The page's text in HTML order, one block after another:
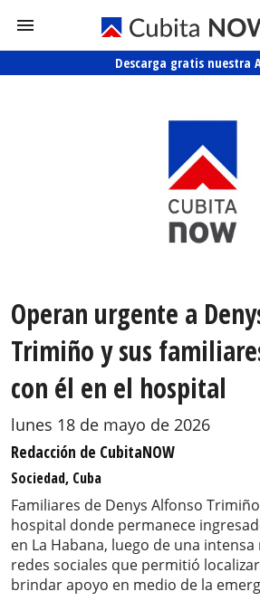
Descarga gratis nuestra
Operan urgente a
Trimiño y sus
con él en el hospital
lunes 18 de mayo de 2026
Redacción de CubitaNOW
Sociedad, Cuba
Familiares de Denys Alfonso
hospital donde permanece
en La Habana, luego de una
redes sociales que permitió
brindar apoyo en medio de la